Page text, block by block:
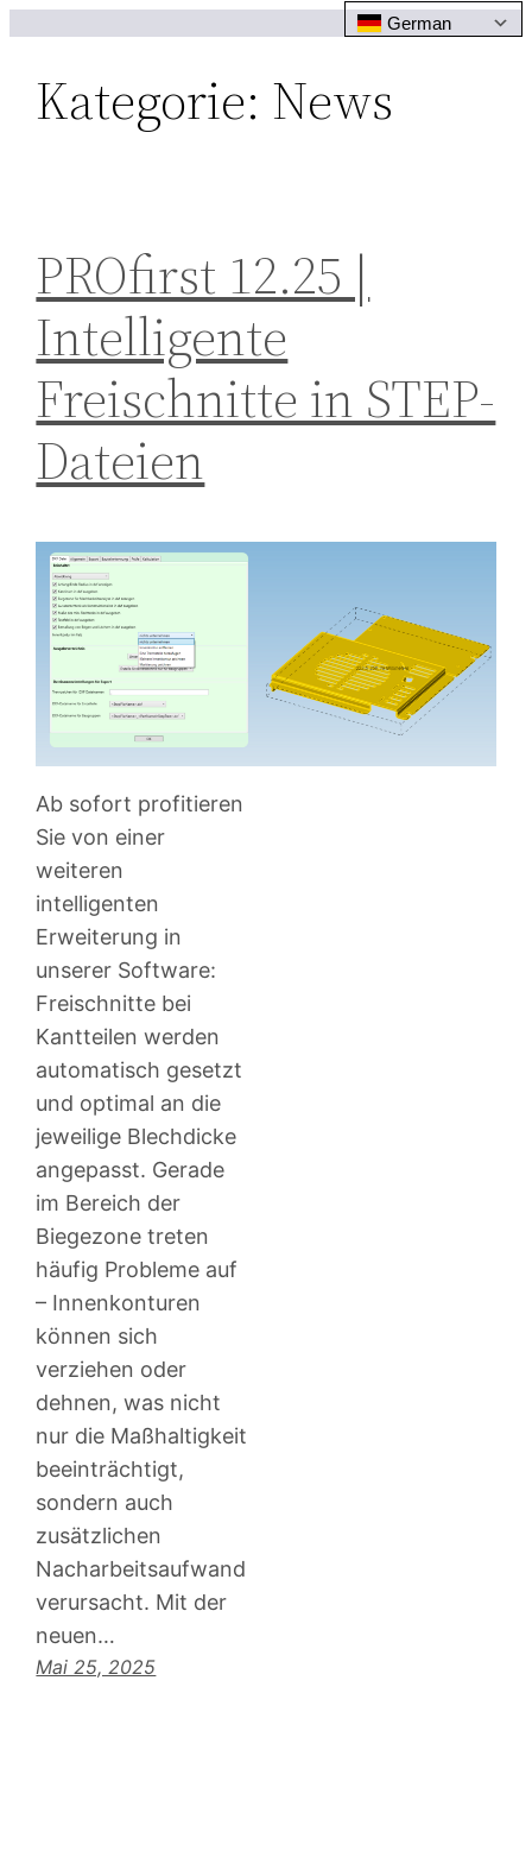
springen
German
Kategorie: News
PROfirst 12.25 |
Intelligente
Freischnitte in STEP-
Dateien
Ab sofort profitieren
Sie von einer
weiteren
intelligenten
Erweiterung in
unserer Software:
Freischnitte bei
Kantteilen werden
automatisch gesetzt
und optimal an die
jeweilige Blechdicke
angepasst. Gerade
im Bereich der
Biegezone treten
häufig Probleme auf
– Innenkonturen
können sich
verziehen oder
dehnen, was nicht
nur die Maßhaltigkeit
beeinträchtigt,
sondern auch
zusätzlichen
Nacharbeitsaufwand
verursacht. Mit der
neuen…
Mai 25, 2025